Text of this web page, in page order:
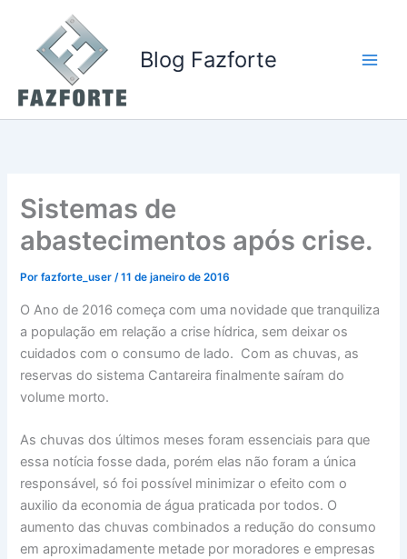
conteúdo
Blog Fazforte
Sistemas de
abastecimentos após crise.
Porfazforte_user/11 de janeiro de 2016
O Ano de 2016 começa com uma novidade que tranquiliza
a população em relação a crise hídrica, sem deixar os
cuidados com o consumo de lado. Com as chuvas, as
reservas do sistema Cantareira finalmente saíram do
volume morto.
As chuvas dos últimos meses foram essenciais para que
essa notícia fosse dada, porém elas não foram a única
responsável, só foi possível minimizar o efeito com o
auxilio da economia de água praticada por todos. O
aumento das chuvas combinados a redução do consumo
em aproximadamente metade por moradores e empresas